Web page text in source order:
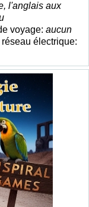
l'anglais aux
voyage: aucun
électrique: